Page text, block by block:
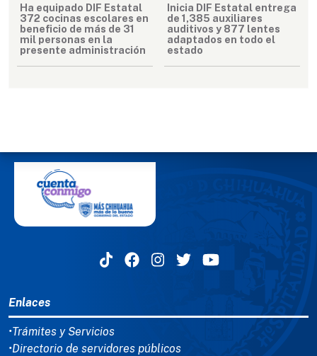
Ha equipado DIF Estatal
372 cocinas escolares en
beneficio de más de 31
mil personas en la
presente administración
Inicia DIF Estatal entrega
de 1,385 auxiliares
auditivos y 877 lentes
adaptados en todo el
estado
Enlaces
•Trámites y Servicios
•Directorio de servidores públicos